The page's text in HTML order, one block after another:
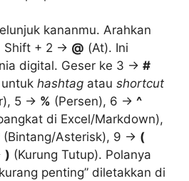
kananmu. Arahkan
Shift + 2 → @ (At). Ini
digital. Geser ke 3 → #
hashtag atau shortcut
5 → % (Persen), 6 → ^
di Excel/Markdown),
(Bintang/Asterisk), 9 → (
) (Kurung Tutup). Polanya
penting” diletakkan di